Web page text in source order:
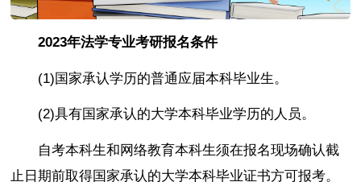
2023年法学专业考研报名条件
(1)国家承认学历的普通应届本科毕业生。
(2)具有国家承认的大学本科毕业学历的人员。
自考本科生和网络教育本科生须在报名现场确认截
止日期前取得国家承认的大学本科毕业证书方可报考。